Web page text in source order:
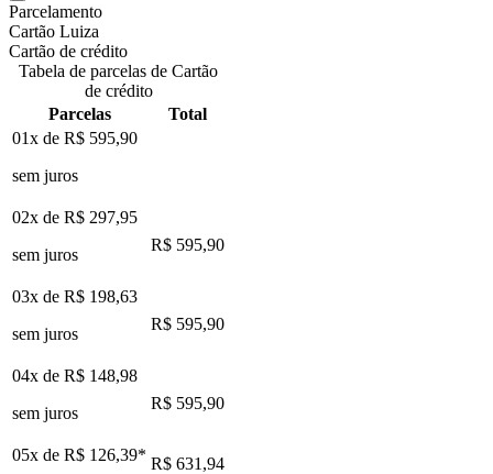
Parcelamento
Cartão Luiza
Cartão de crédito
Tabela de parcelas de Cartão
de crédito
Parcelas
Total
01x de R$ 595,90
sem juros
02x de R$ 297,95
sem juros
R$ 595,90
03x de R$ 198,63
sem juros
R$ 595,90
04x de R$ 148,98
sem juros
R$ 595,90
05x de R$ 126,39* R$ 631,94